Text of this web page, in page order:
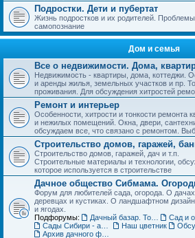
Подростки. Дети и пубертат
Жизнь подростков и их родителей.
самопознание
Дом и семья
Все о недвижимости. Дома,
Недвижимость - квартиры, дома, коттеджи.
и аренды жилья, земельных участков и пр.
проживания. Для обсуждения хитростей
Ремонт и интерьер
Особенности, хитрости и тонкости ремонта
и нежилых помещений. Окна, двери,
обсуждаем все, что связано с ремонтом.
Строительство домов, гаражей,
Строительство домов, гаражей, дач и т.п.
Строительные материалы и технологии,
которое используется в строительстве
Дачное общество Сибмама.
Форум для любителей сада, огорода. О
деревцах и кустиках. О ландшафтном
и ягодах.
Подфорумы:
Наш цветник